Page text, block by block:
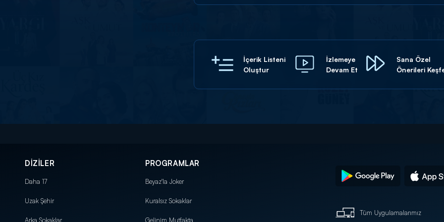
İçerik Listeni
Oluştur
İzlemeye
Devam Et
Sana Özel
Önerileri
DİZİLER
Daha 17
Uzak Şehir
Arka Sokaklar
PROGRAMLAR
Beyaz'la Joker
Kuralsız Sokaklar
Gelinim Mutfakta
Tüm Uygulamalarımız